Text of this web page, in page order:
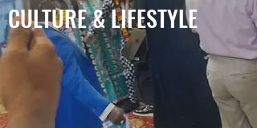
CULTURE & LIFESTYLE